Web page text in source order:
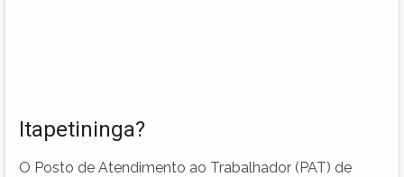
Itapetininga?
O Posto de Atendimento ao Trabalhador (PAT) de